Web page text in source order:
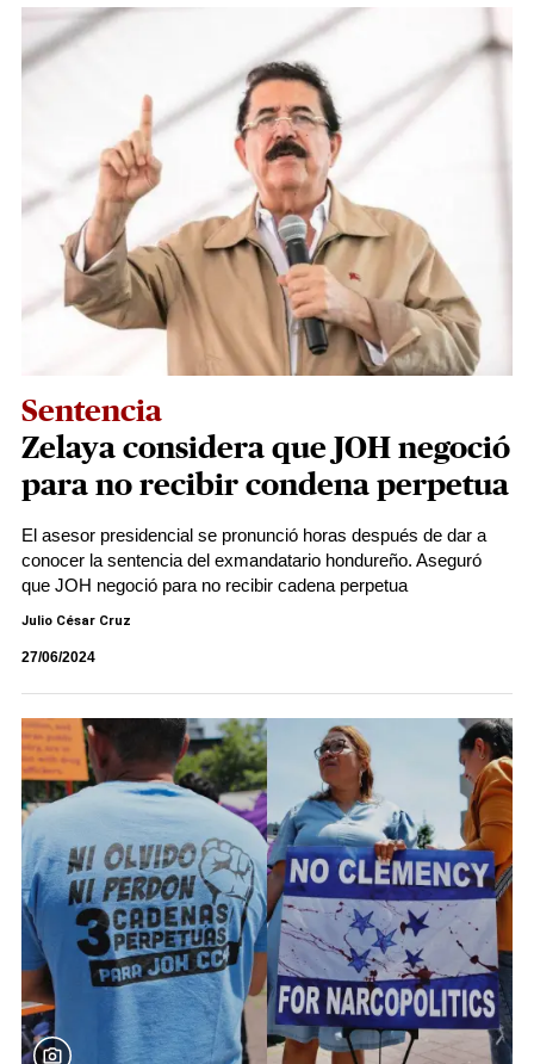
Sentencia
Zelaya considera que JOH negoció
para no recibir condena perpetua
El asesor presidencial se pronunció horas después de dar a
conocer la sentencia del exmandatario hondureño. Aseguró
que JOH negoció para no recibir cadena perpetua
Julio César Cruz
27/06/2024